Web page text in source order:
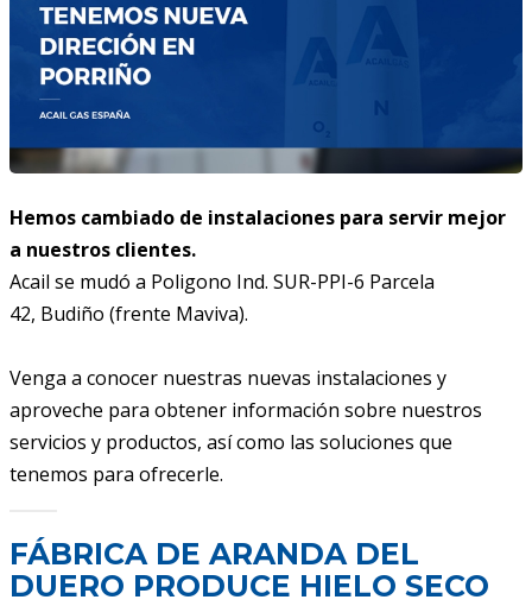
Hemos cambiado de instalaciones para servir mejor
a nuestros clientes.
Acail se mudó a Poligono Ind. SUR-PPI-6 Parcela
42, Budiño (frente Maviva).
Venga a conocer nuestras nuevas instalaciones y
aproveche para obtener información sobre nuestros
servicios y productos, así como las soluciones que
tenemos para ofrecerle.
FÁBRICA DE ARANDA DEL
DUERO PRODUCE HIELO SECO